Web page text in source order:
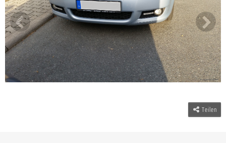
Teilen